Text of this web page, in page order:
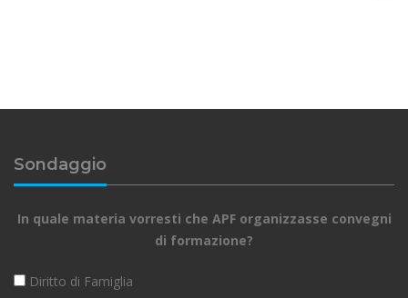
Sondaggio
In quale materia vorresti che APF organizzasse convegni
di formazione?
Diritto di Famiglia